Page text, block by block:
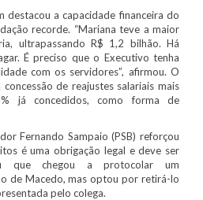
a capacidade financeira do
recorde. “Mariana teve a maior
ultrapassando R$ 1,2 bilhão. Há
É preciso que o Executivo tenha
com os servidores”, afirmou. O
de reajustes salariais mais
já concedidos, como forma de
Fernando Sampaio (PSB) reforçou
é uma obrigação legal e deve ser
que chegou a protocolar um
de Macedo, mas optou por retirá-lo
pelo colega.